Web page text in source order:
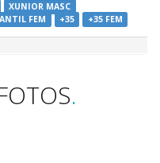
XUNIOR MASC
FEM +35 +35 FEM
.